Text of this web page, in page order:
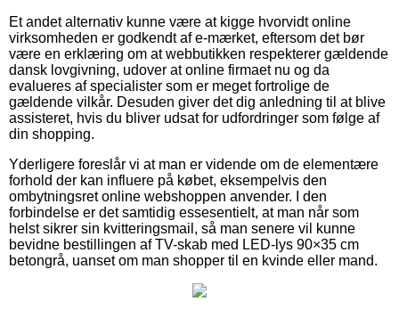
Et andet alternativ kunne være at kigge hvorvidt online
virksomheden er godkendt af e-mærket, eftersom det bør
være en erklæring om at webbutikken respekterer gældende
dansk lovgivning, udover at online firmaet nu og da
evalueres af specialister som er meget fortrolige de
gældende vilkår. Desuden giver det dig anledning til at blive
assisteret, hvis du bliver udsat for udfordringer som følge af
din shopping.
Yderligere foreslår vi at man er vidende om de elementære
forhold der kan influere på købet, eksempelvis den
ombytningsret online webshoppen anvender. I den
forbindelse er det samtidig essesentielt, at man når som
helst sikrer sin kvitteringsmail, så man senere vil kunne
bevidne bestillingen af TV-skab med LED-lys 90×35 cm
betongrå, uanset om man shopper til en kvinde eller mand.